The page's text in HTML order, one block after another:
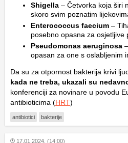
Shigella – Četvorka koja širi
skoro svim poznatim
Enterococcus faecium –
posebno opasna za osjetljive
Pseudomonas aeruginosa
opasan za one s oslabljenim
Da su za otpornost bakterija krivi
kada ne treba, ukazali su
konferenciji za novinare u povodu
antibioticima (HRT)
antibiotici bakterije
17.01.2024. (14:00)